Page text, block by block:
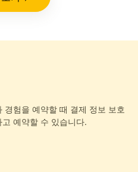
경험을 예약할 때 결제 정보 보호
예약할 수 있습니다.